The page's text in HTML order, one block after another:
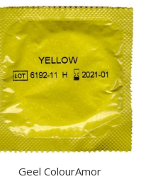
Geel ColourAmor